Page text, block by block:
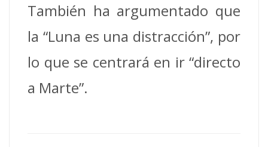
También ha argumentado que
la “Luna es una distracción”, por
lo que se centrará en ir “directo
a Marte”.